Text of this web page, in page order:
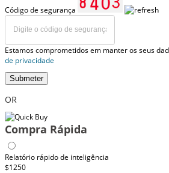
Código de segurança
Estamos comprometidos em manter os seus
de privacidade
Submeter
OR
Compra Rápida
Relatório rápido de inteligência
$1250